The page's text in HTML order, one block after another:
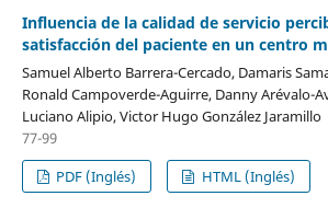
Influencia de la calidad de servicio
satisfacción del paciente en un centro
Samuel Alberto Barrera-Cercado, Damaris
Ronald Campoverde-Aguirre, Danny Arévalo-
Luciano Alipio, Victor Hugo González Jaramillo
77-99
PDF (Inglés)
HTML (Inglés)